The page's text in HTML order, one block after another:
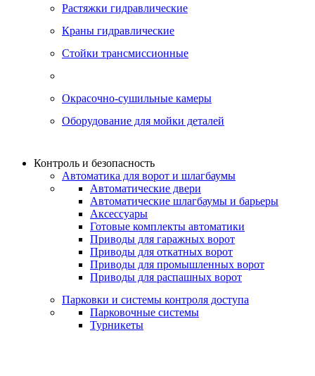
Растяжки гидравлические
Краны гидравлические
Стойки трансмиссионные
Окрасочно-сушильные камеры
Оборудование для мойки деталей
Контроль и безопасность
Автоматика для ворот и шлагбаумы
Автоматические двери
Автоматические шлагбаумы и барьеры
Аксессуары
Готовые комплекты автоматики
Приводы для гаражных ворот
Приводы для откатных ворот
Приводы для промышленных ворот
Приводы для распашных ворот
Парковки и системы контроля доступа
Парковочные системы
Турникеты